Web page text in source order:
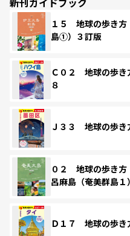
１５ 地球の歩き
島①）３訂版
Ｃ０２ 地球の歩
８
Ｊ３３ 地球の歩
０２ 地球の歩き
呂麻島（奄美群島
Ｄ１７ 地球の歩